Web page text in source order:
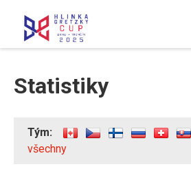
Statistiky
Tým:
všechny